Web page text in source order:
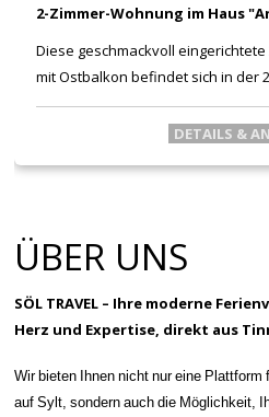
2-Zimmer-Wohnung im Haus
Diese geschmackvoll
mit Ostbalkon befindet sich in der
DETAILS &
ÜBER UNS
SÖL TRAVEL – Ihre moderne
Herz und Expertise, direkt aus
Wir bieten Ihnen nicht nur eine
auf Sylt, sondern auch die Möglichkeit,